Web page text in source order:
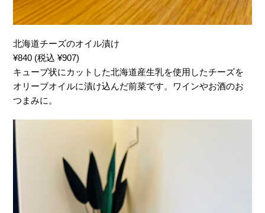
北海道チーズのオイル漬け
¥840 (税込 ¥907)
キューブ状にカットした北海道産生乳を使用したチーズを
オリーブオイルに漬け込んだ前菜です。ワインやお酒のお
つまみに。